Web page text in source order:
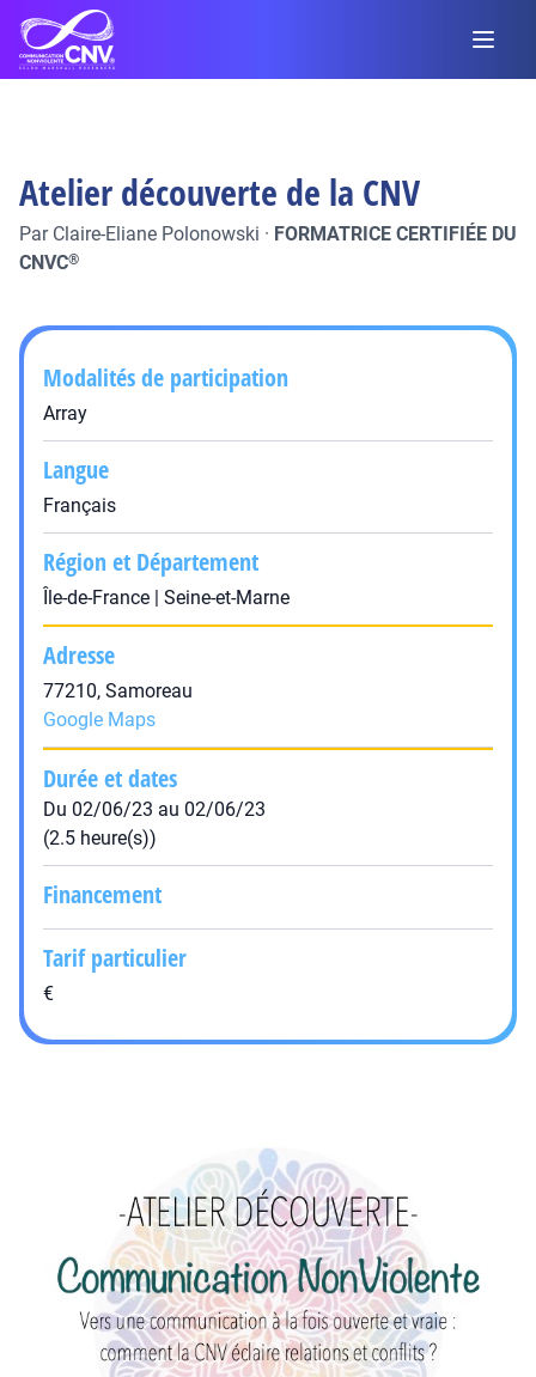
Atelier découverte de la CNV
Par Claire-Eliane Polonowski · FORMATRICE CERTIFIÉE DU
CNVC®
Modalités de participation
Array
Langue
Français
Région et Département
Île-de-France | Seine-et-Marne
Adresse
77210, Samoreau
Google Maps
Durée et dates
Du 02/06/23 au 02/06/23
(2.5 heure(s))
Financement
Tarif particulier
€